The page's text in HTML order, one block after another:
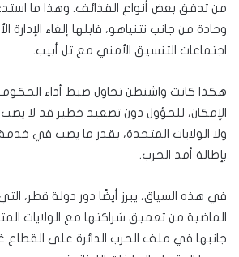
من تدفق بعض أنواع القذائف. وهذا ما
وحادة من جانب نتنياهو، قابلها إلغاء الإدارة
اجتماعات التنسيق الأمني مع تل أبيب.
هكذا كانت واشنطن تحاول ضبط أداء الحكومة
الإمكان، للحؤول دون تصعيد خطير قد لا
ولا الولايات المتحدة، بقدر ما يصب في
بإطالة أمد الحرب.
في هذه السياق، يبرز أيضًا دور دولة قطر،
الماضية من تعميق شراكتها مع الولايات
جانبها في ملف الحرب الدائرة على القطاع